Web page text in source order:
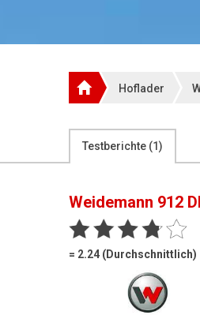
Hoflader
Testberichte (1)
Weidemann 912
= 2.24 (Durchschnittlich)